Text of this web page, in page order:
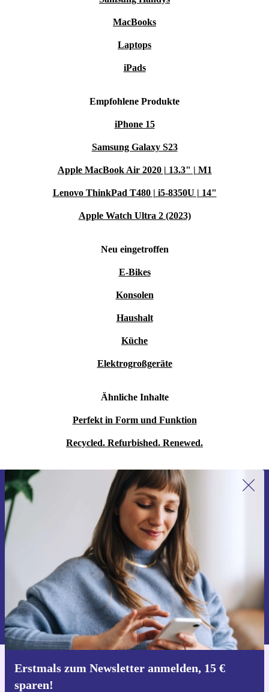
MacBooks
Laptops
iPads
Empfohlene Produkte
iPhone 15
Samsung Galaxy S23
Apple MacBook Air 2020 | 13.3" | M1
Lenovo ThinkPad T480 | i5-8350U | 14"
Apple Watch Ultra 2 (2023)
Neu eingetroffen
E-Bikes
Konsolen
Haushalt
Küche
Elektrogroßgeräte
Ähnliche Inhalte
Perfekt in Form und Funktion
Recycled. Refurbished. Renewed.
Erstmals zum Newsletter anmelden, 15 €
sparen!
Erstmals zum Newsletter anmelden,
15 € sparen!
Verpasse kein Angebot mehr.
Gutschein anfordern
Informationen über die Verwendung personenbezogener Daten findest
du in unserer
Datenschutzerklärung.
Hol dir die refurbed-App